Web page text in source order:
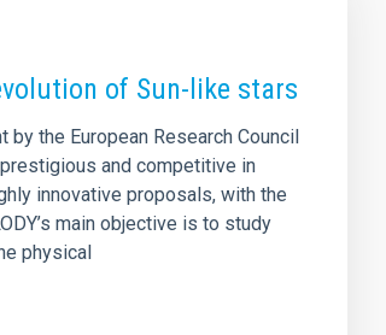
of Sun-like stars
by the European Research Council
and competitive in
innovative proposals, with the
main objective is to study
physical